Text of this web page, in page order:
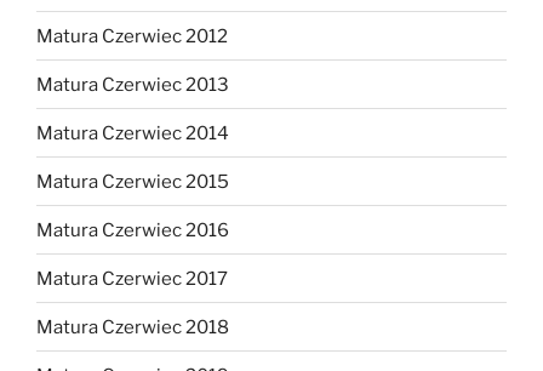
Matura Czerwiec 2012
Matura Czerwiec 2013
Matura Czerwiec 2014
Matura Czerwiec 2015
Matura Czerwiec 2016
Matura Czerwiec 2017
Matura Czerwiec 2018